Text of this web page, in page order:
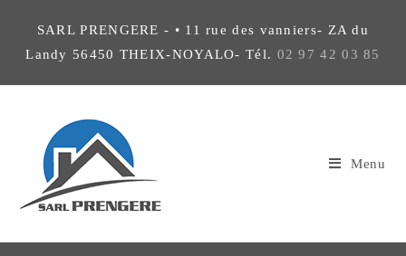
SARL PRENGERE - • 11 rue des vanniers- ZA du
Landy 56450 THEIX-NOYALO- Tél. 02 97 42 03 85
Menu